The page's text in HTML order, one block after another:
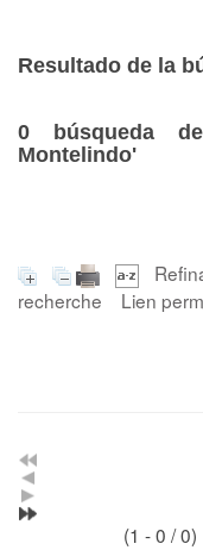
Resultado de la
0 búsqueda
Montelindo'
recherche
Lien
(1 - 0 / 0)